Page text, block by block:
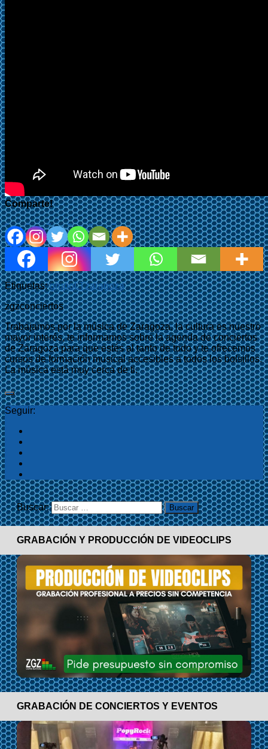
Comparte!
Etiquetas:grupoLTzaragoza
zgzconciertos
Trabajamos por la música de Zaragoza, la cultura es nuestro
mayor interés, te informamos sobre la agenda de conciertos
de Zaragoza para que estés al tanto de todo y te ofrecemos
cursos de formación musical accesibles a todos los bolsillos.
La música está muy cerca de ti.
Seguir:
Buscar:
GRABACIÓN Y PRODUCCIÓN DE VIDEOCLIPS
GRABACIÓN DE CONCIERTOS Y EVENTOS